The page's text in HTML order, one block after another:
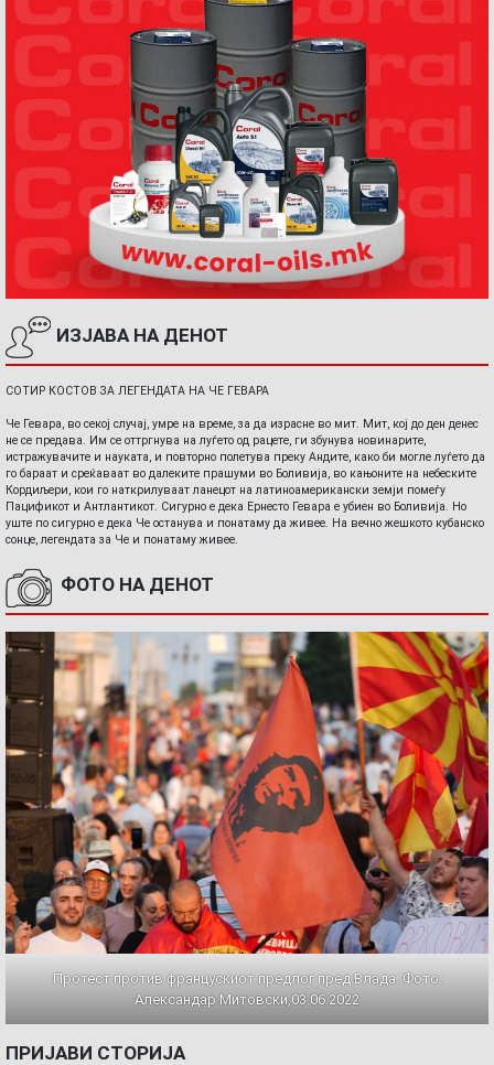
ИЗЈАВА НА ДЕНОТ
СОТИР КОСТОВ ЗА ЛЕГЕНДАТА НА ЧЕ ГЕВАРА
Че Гевара, во секој случај, умре на време, за да израсне во мит. Мит, кој до ден денес
не се предава. Им се оттргнува на луѓето од рацете, ги збунува новинарите,
истражувачите и науката, и повторно полетува преку Андите, како би могле луѓето да
го бараат и среќаваат во далеките прашуми во Боливија, во кањоните на небеските
Кордиљери, кои го наткрилуваат ланецот на латиноамерикански земји помеѓу
Пацификот и Антлантикот. Сигурно е дека Ернесто Гевара е убиен во Боливија. Но
уште по сигурно е дека Че останува и понатаму да живее. На вечно жешкото кубанско
сонце, легендата за Че и понатаму живее.
ФОТО НА ДЕНОТ
Протест против францускиот предлог пред Влада. Фото:
Александар Митовски,03.06.2022
ПРИЈАВИ СТОРИЈА